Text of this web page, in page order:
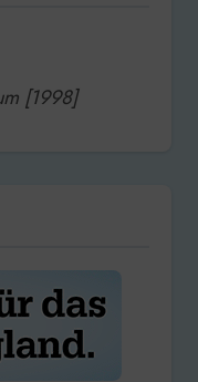
[1998]